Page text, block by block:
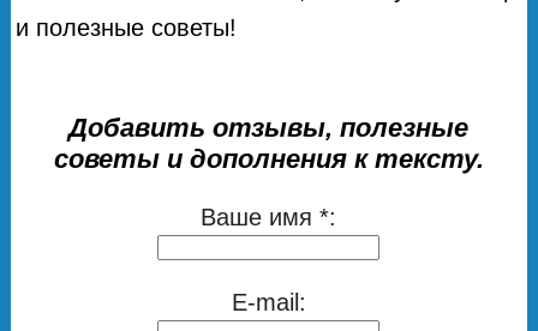
и полезные советы!
Добавить отзывы, полезные
советы и дополнения к тексту.
Ваше имя *:
E-mail: